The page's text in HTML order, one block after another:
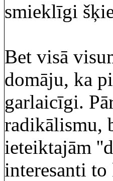
smieklīgi
Bet visā
domāju, ka
garlaicīgi.
radikālismu,
ieteiktajām
interesanti